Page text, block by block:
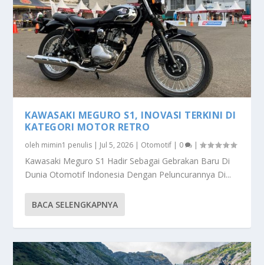
KAWASAKI MEGURO S1, INOVASI TERKINI DI
KATEGORI MOTOR RETRO
oleh mimin1 penulis | Jul 5, 2026 | Otomotif | 0 |
Kawasaki Meguro S1 Hadir Sebagai Gebrakan Baru Di
Dunia Otomotif Indonesia Dengan Peluncurannya Di...
BACA SELENGKAPNYA